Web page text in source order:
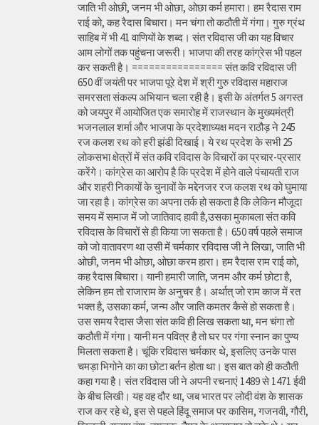
जाति भी ओछी, जनम भी ओछा, ओछा कर्म हमारा। हम रैदास राम
राई को, कह रैदास बिचारा। मन चंगा तो कठौती में गंगा। गुरु ग्रंथ
साहिब में भी 41 वाणियों के शब्द। संत रविदास जी का यह विचार
आम लोगों तक पहुंचना जरूरी। भाजपा की तरह कांग्रेस भी पहल
कर सकती है। ================ संत कवि रविदास जी
650 वीं जयंती पर भाजपा पूरे देश में श्री गुरु रविदास महाराज
समरसता संकल्प अभियान चला रही है। इसी के अंतर्गत 5 अगस्त
को जयपुर में आयोजित एक समारोह में राजस्थान के मुख्यमंत्री
भजनलाल शर्मा और भाजपा के प्रदेशाध्यक्ष मदन राठौड़ ने 245
रज कलश रथ को हरी झंडी दिखाई। ये रथ प्रदेश के सभी 25
लोकसभा क्षेत्रों में संत कवि रविदास के विचारों का प्रचार-प्रसार
करेंगे। कांग्रेस का आरोप है कि प्रदेश में होने वाले पंचायती राज
और शहरी निकायों के चुनावों के मद्देनजर रज कलश रथ को घुमाया
जा रहा है। कांग्रेस का अपना तर्क हो सकता है कि लेकिन मौजूदा
समय में समाज में जो जातिवाद हावी है,उसका मुकाबला संत कवि
रविदास के विचारों से ही किया जा सकता है। 650 वर्ष पहले समाज
को जो वातावरण था उसी में चर्मकार रविदास जी ने लिखा, जाति भी
ओछी, जनम भी ओछा, ओछा करम हारा। हम रैदास राम राई को,
कह रैदास बिचारा। यानी हमारी जाति, जनम और कर्म छोटा है,
लेकिन हम तो राजाराम के अनुचर है। अर्थात् जो राम काज में रत
भक्त है, उसका कर्म, जन्म और जाति कमतर कैसे हो सकता है।
उस समय रैदास जैसा संत कवि ही लिख सकता था, मन चंगा तो
कठौती में गंगा। यानी मन पवित्र है तो घर पर गंगा स्नान का पुण्य
मिलता सकता है। चूंकि रविदास चर्मकार थे, इसलिए उनके पास
चमड़ा भिगोने का का छोटा बर्तन होता था। इस बात को ही कठौती
कहा गया है। संत रविदास जी ने अपनी रचनाएं 1489 से 1471 ईवी
के बीच लिखी। यह वह दौर था, जब भारत पर लोदी वंश के शासक
राज कर रहे थे, इस से पहले हिंदू समाज पर कासिम, गजनवी, गौरी,